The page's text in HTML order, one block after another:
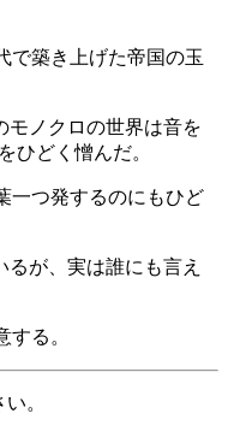
で築き上げた帝国の玉
モノクロの世界は音を
ひどく憎んだ。
一つ発するのにもひど
が、実は誰にも言え
る。
。